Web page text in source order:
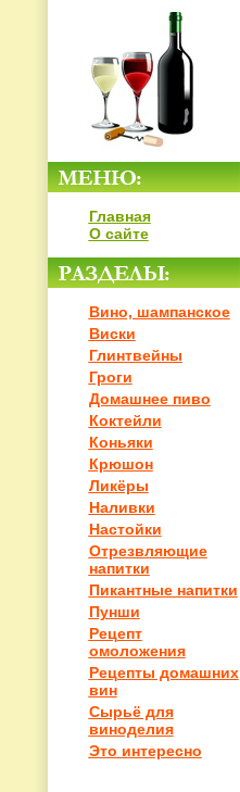
Главная
О сайте
Вино, шампанское
Виски
Глинтвейны
Гроги
Домашнее пиво
Коктейли
Коньяки
Крюшон
Ликёры
Наливки
Настойки
Отрезвляющие
напитки
Пикантные напитки
Пунши
Рецепт
омоложения
Рецепты домашних
вин
Сырьё для
виноделия
Это интересно